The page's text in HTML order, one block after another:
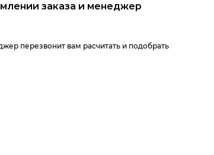
заказа и менеджер
перезвонит вам расчитать и подобрать